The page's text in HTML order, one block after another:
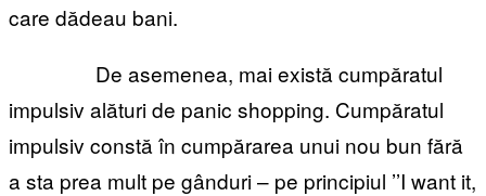
care dădeau bani.
De asemenea, mai există cumpăratul
impulsiv alături de panic shopping. Cumpăratul
impulsiv constă în cumpărarea unui nou bun fără
a sta prea mult pe gânduri – pe principiul ’’I want it,